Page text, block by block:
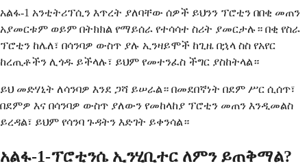
አልፋ-1 አንቲትሪፕሲን እጥረት ያለባቸው ሰዎች ይህንን ፕሮቲን በበቂ መጠን
አያመርቱም ወይም በትክክል የማይሰራ የተሳሳተ ስሪት ያመርታሉ። በቂ የስራ
ፕሮቲን ከሌለ፣ በሳንባዎ ውስጥ ያሉ ኢንዛይሞች ከጊዜ በኋላ ስስ የአየር
ከረጢቶችን ሊጎዱ ይችላሉ፣ ይህም የመተንፈስ ችግር ያስከትላል።
ይህ መድሃኒት ለሳንባዎ እንደ ጋሻ ይሠራል። በመደበኛነት በደም ሥር ሲሰጥ፣
በደምዎ እና በሳንባዎ ውስጥ ያለውን የመከላከያ ፕሮቲን መጠን እንዲመልስ
ይረዳል፣ ይህም የሳንባ ጉዳትን እድገት ይቀንሳል።
አልፋ-1-ፕሮቲንሴ ኢንሂቢተር ለምን ይጠቅማል?